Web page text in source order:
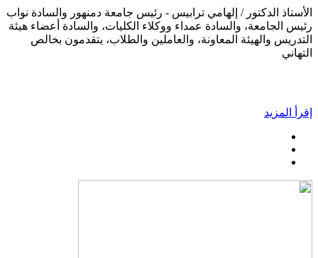
الأستاذ الدكتور / إلهامي ترابيس - رئيس جامعة دمنهور والسادة نواب
رئيس الجامعة، والسادة عمداء ووكلاء الكليات، والسادة أعضاء هيئة
التدريس والهيئة المعاونة، والعاملين والطلاب، يتقدمون بخالص
التهاني
إقرأ المزيد